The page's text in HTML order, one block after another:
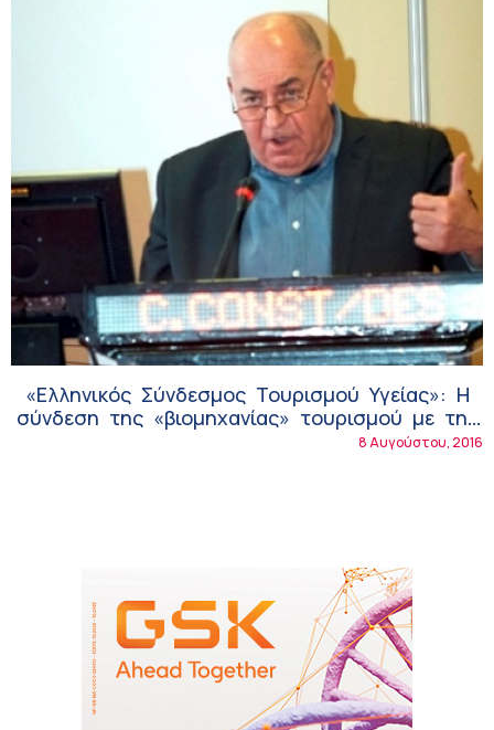
«Ελληνικός Σύνδεσμος Τουρισμού Υγείας»: Η
σύνδεση της «βιομηχανίας» τουρισμού με την
υγεία γίνεται πραγματικότητα8 Αυγούστου, 2016